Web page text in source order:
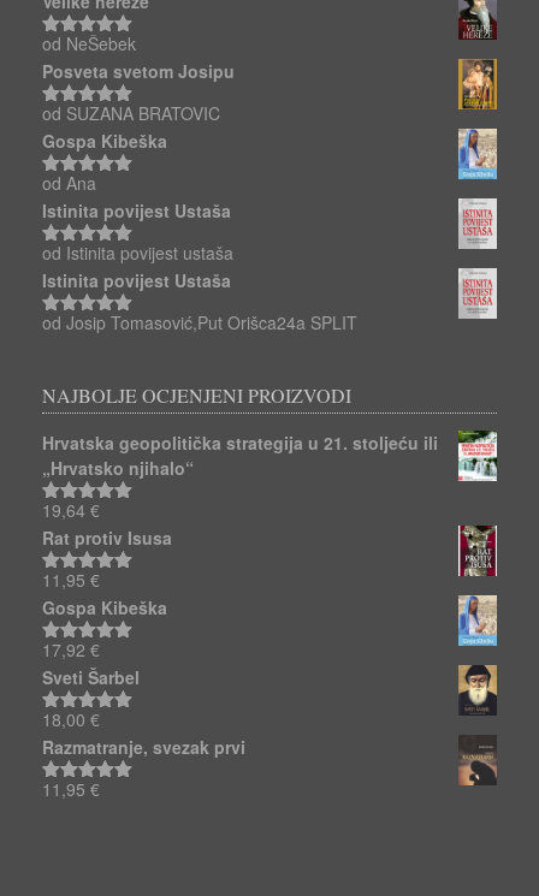
Ocjenjeno5
od 5
od NeŠebek
Posveta svetom Josipu
Ocjenjeno5
od 5
od SUZANA BRATOVIC
Gospa Kibeška
Ocjenjeno
od 5
od Ana
Istinita povijest Ustaša
Ocjenjeno 5
od 5
od Istinita povijest ustaša
Istinita povijest Ustaša
Ocjenjeno 5
od Josip Tomasović,Put Orišca24a SPLIT
NAJBOLJE OCJENJENI PROIZVODI
Hrvatska geopolitička strategija u 21. stoljeću ili
„Hrvatsko njihalo“
Ocjenjeno
5.00
od 5
19,64 €
Rat protiv Isusa
Ocjenjeno
5.00
od 5
11,95 €
Gospa Kibeška
Ocjenjeno
5.00 od 5
17,92 €
Sveti Šarbel
Ocjenjeno
5.00
od 5
18,00 €
Razmatranje, svezak prvi
Ocjenjeno
11,95 €